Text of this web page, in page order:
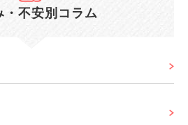
・不安別コラム